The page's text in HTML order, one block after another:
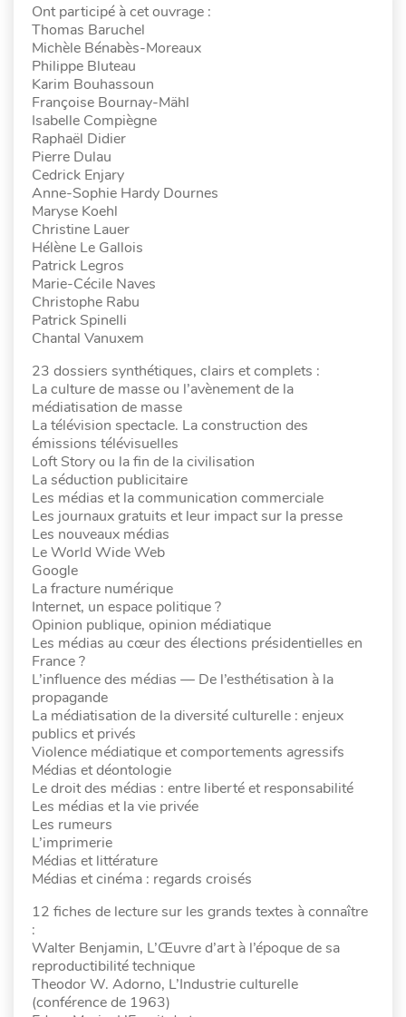
Ont participé à cet ouvrage :
Thomas Baruchel
Michèle Bénabès-Moreaux
Philippe Bluteau
Karim Bouhassoun
Françoise Bournay-Mähl
Isabelle Compiègne
Raphaël Didier
Pierre Dulau
Cedrick Enjary
Anne-Sophie Hardy Dournes
Maryse Koehl
Christine Lauer
Hélène Le Gallois
Patrick Legros
Marie-Cécile Naves
Christophe Rabu
Patrick Spinelli
Chantal Vanuxem
23 dossiers synthétiques, clairs et complets :
La culture de masse ou l’avènement de la
médiatisation de masse
La télévision spectacle. La construction des
émissions télévisuelles
Loft Story ou la fin de la civilisation
La séduction publicitaire
Les médias et la communication commerciale
Les journaux gratuits et leur impact sur la presse
Les nouveaux médias
Le World Wide Web
Google
La fracture numérique
Internet, un espace politique ?
Opinion publique, opinion médiatique
Les médias au cœur des élections présidentielles en
France ?
L’influence des médias — De l’esthétisation à la
propagande
La médiatisation de la diversité culturelle : enjeux
publics et privés
Violence médiatique et comportements agressifs
Médias et déontologie
Le droit des médias : entre liberté et responsabilité
Les médias et la vie privée
Les rumeurs
L’imprimerie
Médias et littérature
Médias et cinéma : regards croisés
12 fiches de lecture sur les grands textes à connaître
:
Walter Benjamin, L’Œuvre d’art à l’époque de sa
reproductibilité technique
Theodor W. Adorno, L’Industrie culturelle
(conférence de 1963)